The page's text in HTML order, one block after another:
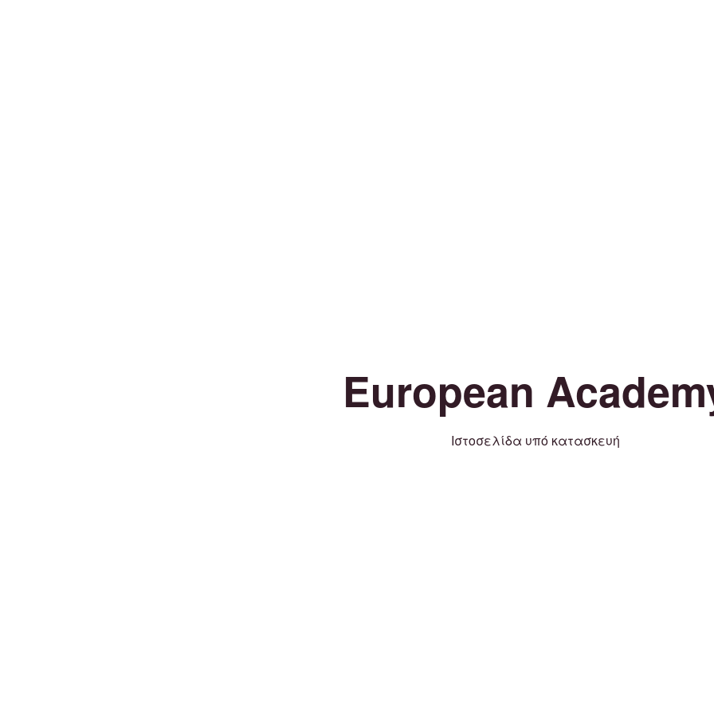
European
Ιστοσελίδα υπό κατασκευή